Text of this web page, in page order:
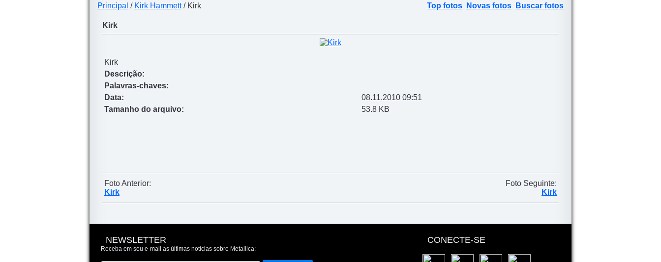
Principal / Kirk Hammett/ Kirk Top fotos Novas fotos Buscar fotos
Kirk
Kirk
Descrição:
Palavras-chaves:
Data:
08.11.2010 09:51
Tamanho do arquivo:
53.8 KB
Foto Anterior:
Kirk
Foto Seguinte:
Kirk
NEWSLETTER
Receba em seu e-mail as últimas notícias sobre Metallica:
CONECTE-SE